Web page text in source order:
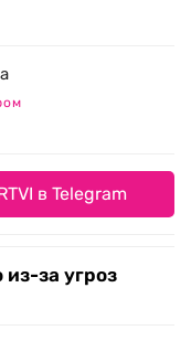
в Telegram
за угроз